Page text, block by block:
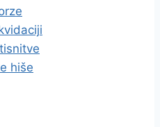
hiše